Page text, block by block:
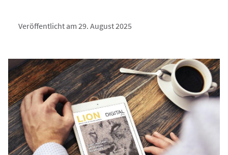
Veröffentlicht am 29. August 2025